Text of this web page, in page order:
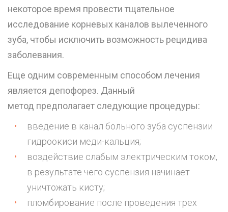
некоторое время провести тщательное
исследование корневых каналов вылеченного
зуба, чтобы исключить возможность рецидива
заболевания.
Еще одним современным способом лечения
является депофорез. Данный
метод предполагает следующие процедуры:
введение в канал больного зуба суспензии
гидроокиси меди-кальция;
воздействие слабым электрическим током,
в результате чего суспензия начинает
уничтожать кисту;
пломбирование после проведения трех